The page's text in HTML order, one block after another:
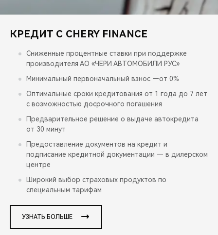
CHERY ДЛЯ ДЕТЕЙ
КРЕДИТ С CHERY FINANCE
Сниженные процентные ставки при поддержке
производителя АО «ЧЕРИ АВТОМОБИЛИ РУС»
Минимальный первоначальный взнос —от 0%
Оптимальные сроки кредитования от 1 года до 7 лет
с возможностью досрочного погашения
Предварительное решение о выдаче автокредита
от 30 минут
Предоставление документов на кредит и
подписание кредитной документации — в дилерском
центре
Широкий выбор страховых продуктов по
специальным тарифам
УЗНАТЬ БОЛЬШЕ